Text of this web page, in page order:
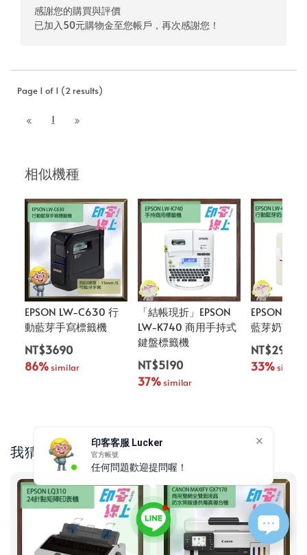
印客客服 Lucker
官方帳號
任何問題歡迎提問喔！
感謝您的購買與評價
已加入50元購物金至您帳戶，再次感謝您！
Page 1 of 1 (2 results)
1
相似機種
EPSON LW-C630 行
動藍芽手寫標籤機
NT$3690
86% similar
「結帳現折」EPSON
LW-K740 商用手持式
鍵盤標籤機
NT$5190
37% similar
EPSON
藍芽奶茶標
NT$2900
33% similar
我猜你喜歡